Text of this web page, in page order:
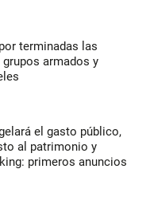
terminadas las
armados y
el gasto público,
al patrimonio y
primeros anuncios